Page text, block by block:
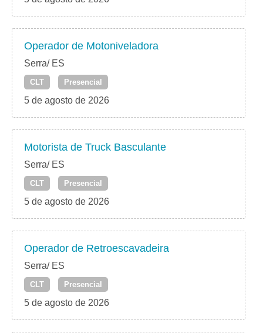
Operador de Motoniveladora
Serra/ ES
CLT Presencial
5 de agosto de 2026
Motorista de Truck Basculante
Serra/ ES
CLT Presencial
5 de agosto de 2026
Operador de Retroescavadeira
Serra/ ES
CLT Presencial
5 de agosto de 2026